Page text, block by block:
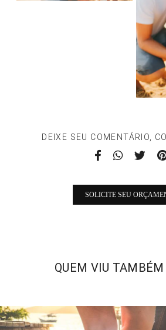
DEIXE SEU COMENTÁRIO,
SOLICITE SEU
QUEM VIU TAMBÉM